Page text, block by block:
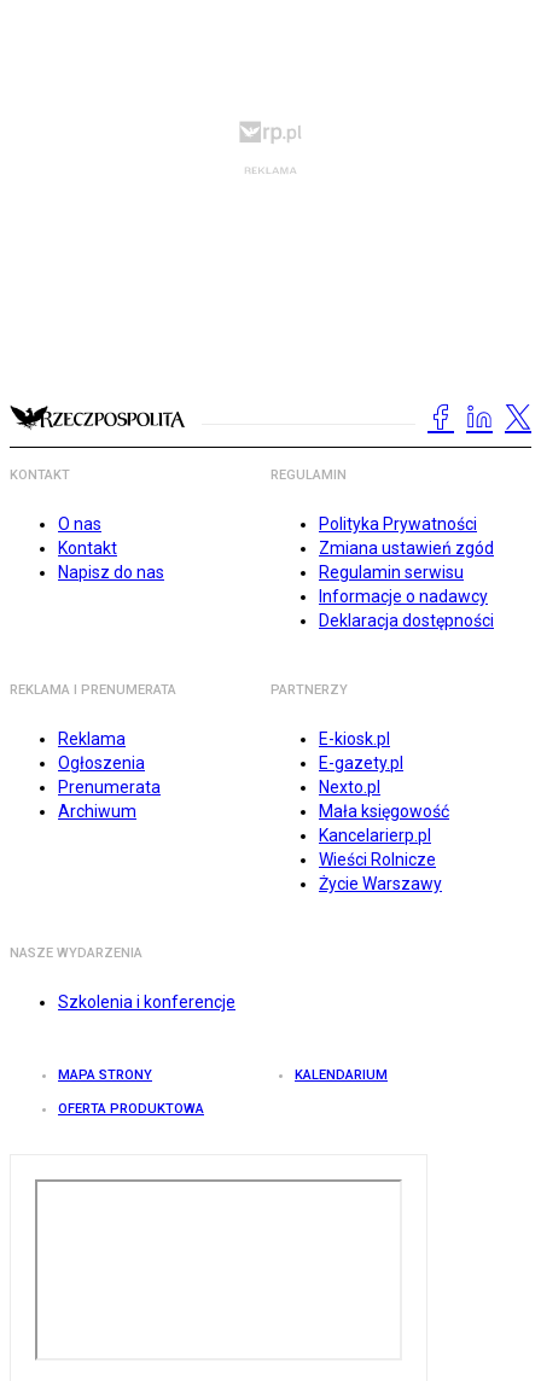
KONTAKT
O nas
Kontakt
Napisz do nas
REGULAMIN
Polityka Prywatności
Zmiana ustawień zgód
Regulamin serwisu
Informacje o nadawcy
Deklaracja dostępności
REKLAMA I PRENUMERATA
Reklama
Ogłoszenia
Prenumerata
Archiwum
PARTNERZY
E-kiosk.pl
E-gazety.pl
Nexto.pl
Mała księgowość
Kancelarierp.pl
Wieści Rolnicze
Życie Warszawy
NASZE WYDARZENIA
Szkolenia i konferencje
MAPA STRONY KALENDARIUM
OFERTA PRODUKTOWA